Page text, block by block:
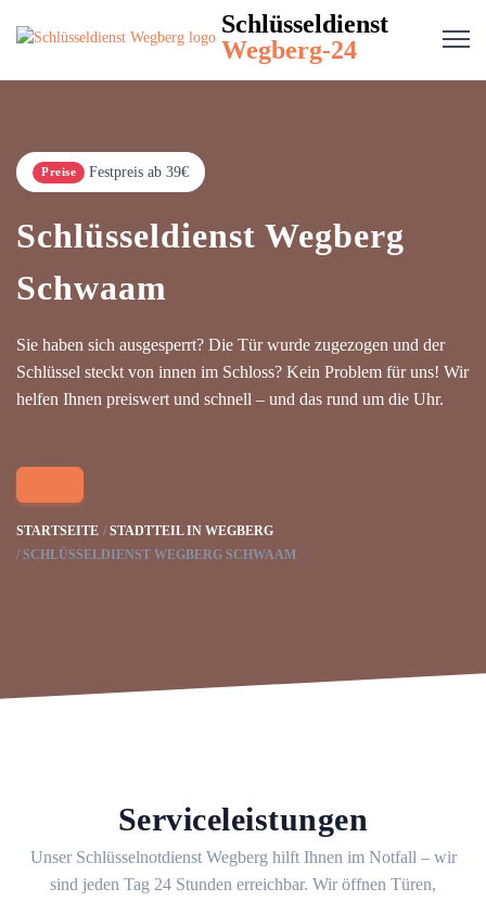
Schlüsseldienst
Wegberg-24
Preise Festpreis ab 39€
Schlüsseldienst Wegberg
Schwaam
Sie haben sich ausgesperrt? Die Tür wurde zugezogen und der
Schlüssel steckt von innen im Schloss? Kein Problem für uns! Wir
helfen Ihnen preiswert und schnell – und das rund um die Uhr.
STARTSEITE
STADTTEIL IN WEGBERG
SCHLÜSSELDIENST WEGBERG SCHWAAM
Serviceleistungen
Unser Schlüsselnotdienst Wegberg hilft Ihnen im Notfall – wir
sind jeden Tag 24 Stunden erreichbar. Wir öffnen Türen,